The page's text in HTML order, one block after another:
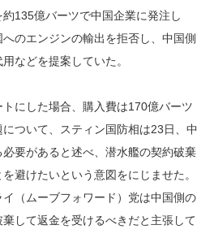
135億バーツで中国企業に発注し
のエンジンの輸出を拒否し、中国側
などを提案していた。
にした場合、購入費は170億バーツ
ついて、スティン国防相は23日、中
要があると述べ、潜水艦の契約破棄
避けたいという意図をにじませた。
（ムーブフォワード）党は中国側の
して返金を受けるべきだと主張して